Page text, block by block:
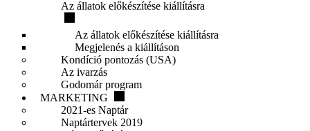
Az állatok előkészítése kiállításra
Az állatok előkészítése kiállításra
Megjelenés a kiállításon
Kondíció pontozás (USA)
Az ivarzás
Godomár program
MARKETING
2021-es Naptár
Naptártervek 2019